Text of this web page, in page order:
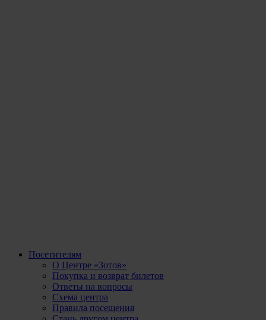
Посетителям
О Центре «Зотов»
Покупка и возврат билетов
Ответы на вопросы
Схема центра
Правила посещения